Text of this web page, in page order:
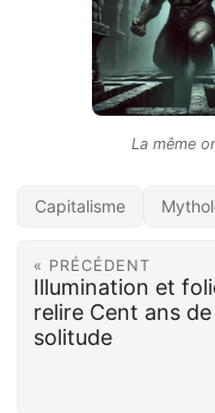
La même
Capitalisme
« PRÉCÉDENT
Illumination et
relire Cent ans de
solitude